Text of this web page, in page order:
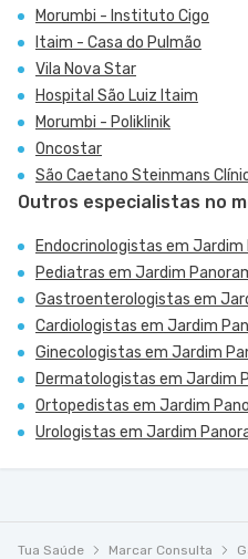
Morumbi - Instituto Cigo
Itaim - Casa do Pulmão
Vila Nova Star
Hospital São Luiz Itaim
Morumbi - Poliklinik
Oncostar
São Caetano Steinmans
Outros especialistas no
Endocrinologistas em Jardim
Pediatras em Jardim
Gastroenterologistas em
Cardiologistas em Jardim
Ginecologistas em Jardim
Dermatologistas em Jardim
Ortopedistas em Jardim
Urologistas em Jardim
Tua Saúde Marcar Consulta